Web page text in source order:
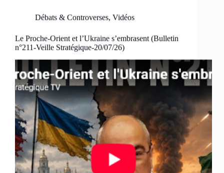
Débats & Controverses, Vidéos
Le Proche-Orient et l’Ukraine s’embrasent (Bulletin
n°211-Veille Stratégique-20/07/26)